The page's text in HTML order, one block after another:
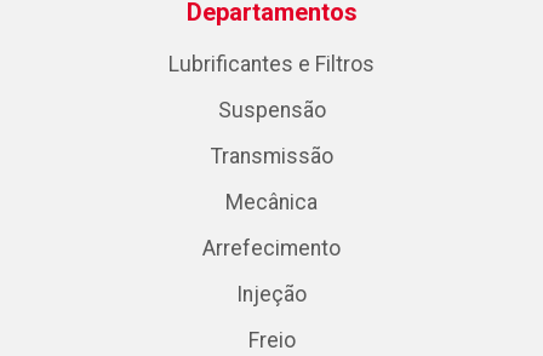
Departamentos
Lubrificantes e Filtros
Suspensão
Transmissão
Mecânica
Arrefecimento
Injeção
Freio